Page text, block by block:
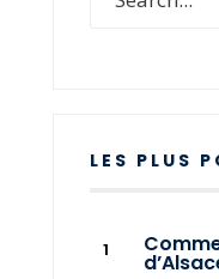
LES PLUS